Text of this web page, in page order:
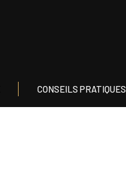
CONSEILS PRATIQUES